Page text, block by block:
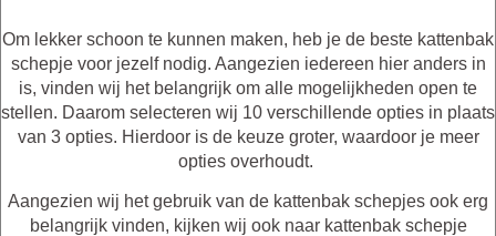
Om lekker schoon te kunnen maken, heb je de beste kattenbak
schepje voor jezelf nodig. Aangezien iedereen hier anders in
is, vinden wij het belangrijk om alle mogelijkheden open te
stellen. Daarom selecteren wij 10 verschillende opties in plaats
van 3 opties. Hierdoor is de keuze groter, waardoor je meer
opties overhoudt.
Aangezien wij het gebruik van de kattenbak schepjes ook erg
belangrijk vinden, kijken wij ook naar kattenbak schepje